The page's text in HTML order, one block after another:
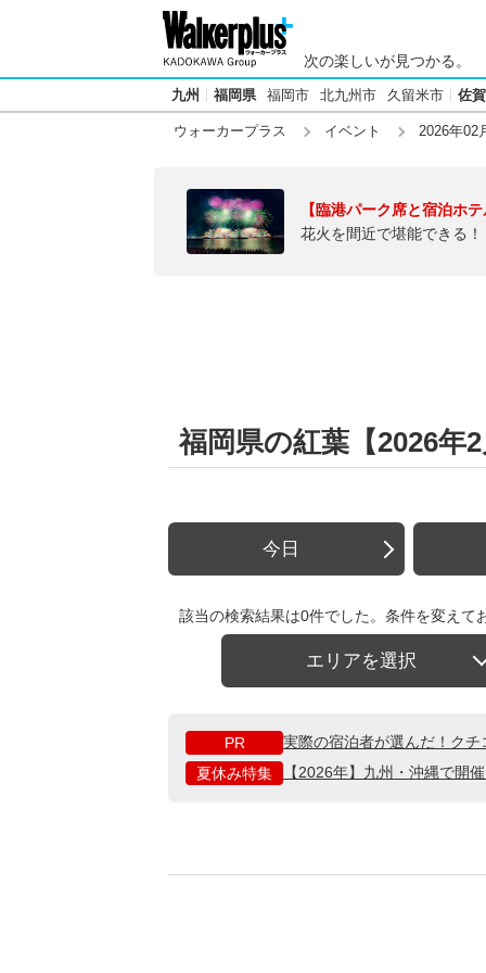
次の楽しいが見つかる。
九州 福岡県 福岡市 北九州市 久留米市 佐
ウォーカープラス イベント 2026年02
【臨港パーク席と宿泊ホ
花火を間近で堪能できる
福岡県の紅葉【2026年
今日
該当の検索結果は0件でした。条件を変えて
エリアを選択
PR
実際の宿泊者が選んだ！ク
夏休み特集
【2026年】九州・沖縄で開